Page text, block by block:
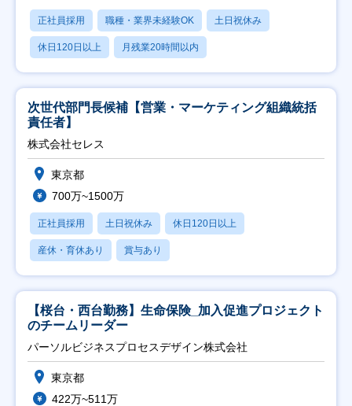
正社員採用 職種・業界未経験OK 土日祝休み
休日120日以上 月残業20時間以内
次世代部門長候補【営業・マーケティング組織統括
責任者】
株式会社セレス
東京都
700万~1500万
正社員採用 土日祝休み 休日120日以上
産休・育休あり 賞与あり
【桜台・西台勤務】生命保険_加入促進プロジェクト
のチームリーダー
パーソルビジネスプロセスデザイン株式会社
東京都
422万~511万